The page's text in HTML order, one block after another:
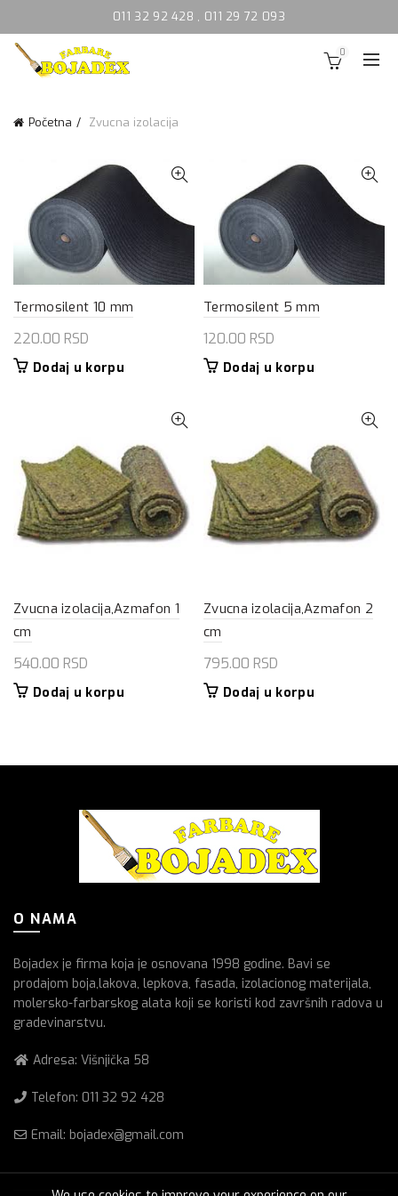
011 32 92 428 , 011 29 72 093
0
Početna Zvucna izolacija
Termosilent 10 mm
220.00 RSD
Dodaj u korpu
Termosilent 5 mm
120.00 RSD
Dodaj u korpu
Zvucna izolacija,Azmafon 1
cm
540.00 RSD
Dodaj u korpu
Zvucna izolacija,Azmafon 2
cm
795.00 RSD
Dodaj u korpu
O NAMA
Bojadex je firma koja je osnovana 1998 godine. Bavi se
prodajom boja,lakova, lepkova, fasada, izolacionog materijala,
molersko-farbarskog alata koji se koristi kod završnih radova u
gradevinarstvu.
Adresa: Višnjička 58
Telefon: 011 32 92 428
Email: bojadex@gmail.com